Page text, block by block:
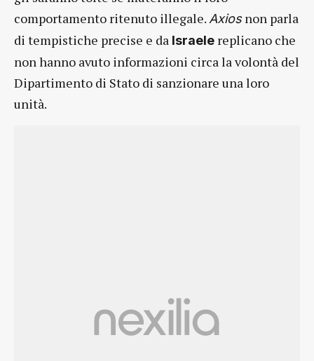
comportamento ritenuto illegale. Axiosnon parla
di tempistiche precise e da Israele replicano che
non hanno avuto informazioni circa la volontà del
Dipartimento di Stato di sanzionare una loro
unità.